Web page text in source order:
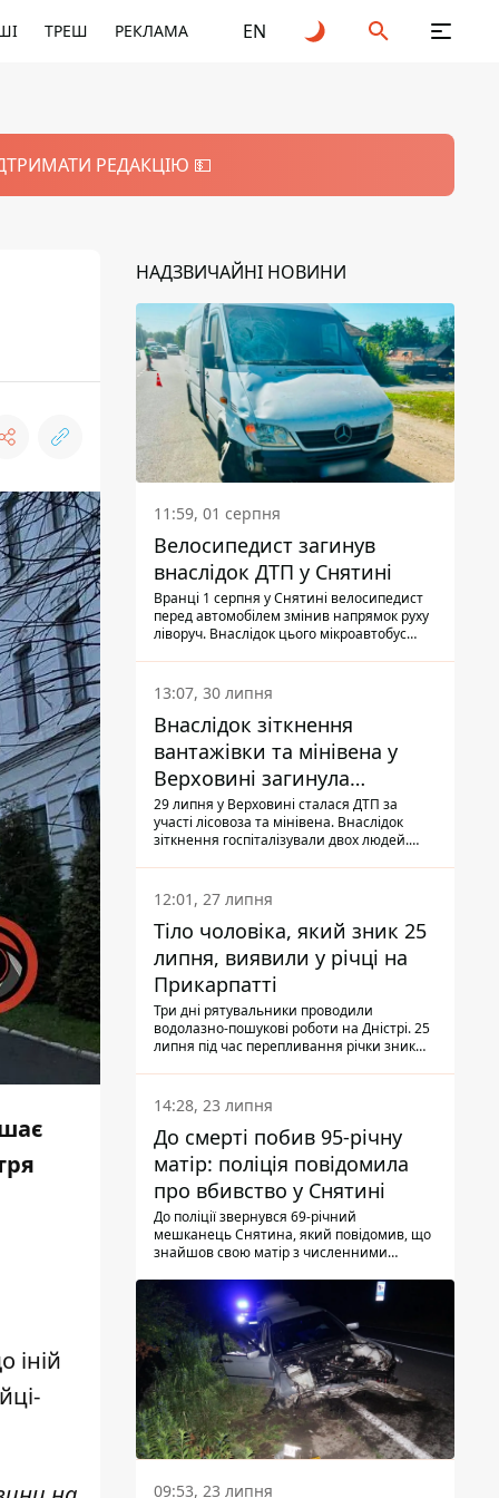
ТРЕШ РЕКЛАМА EN
РЕДАКЦІЮ 💵
іній
НАДЗВИЧАЙНІ НОВИНИ
11:59, 01 серпня
Велосипедист загинув
внаслідок ДТП у Снятині
Вранці 1 серпня у Снятині велосипедист
перед автомобілем змінив напрямок руху
ліворуч. Внаслідок цього мікроавтобус
13:07, 30 липня
Внаслідок зіткнення
вантажівки та мінівена у
Верховині загинула
пасажирка, водійка - у
лікарні
29 липня у Верховині сталася ДТП за
участі лісовоза та мінівена. Внаслідок
зіткнення госпіталізували двох людей.
Також травми отримала водійка
автомобіля.
12:01, 27 липня
Тіло чоловіка, який зник 25
липня, виявили у річці на
Прикарпатті
Три дні рятувальники проводили
водолазно-пошукові роботи на Дністрі. 25
липня під час перепливання річки зник
виявили тіло.
14:28, 23 липня
До смерті побив 95-річну
матір: поліція повідомила
про вбивство у Снятині
До поліції звернувся 69-річний
мешканець Снятина, який повідомив, що
знайшов свою матір з численними
з'ясували правоохоронці, ці травми жінці
наніс її син.
09:53, 23 липня